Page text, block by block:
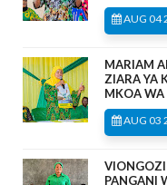
AUG 04
MARIAM
ZIARA YA
MKOA
AUG 03
VIONGOZI
PANGANI